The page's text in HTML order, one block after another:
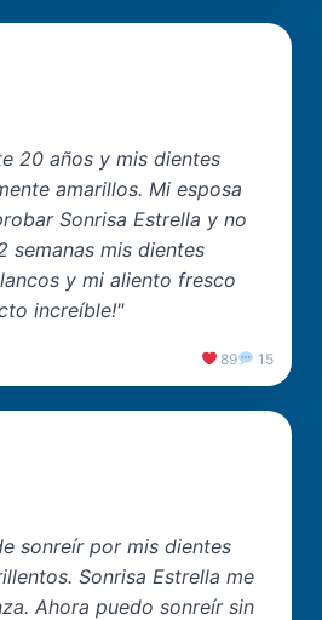
20 años y mis dientes
amarillos. Mi esposa
Sonrisa Estrella y no
semanas mis dientes
y mi aliento fresco
increíble!"
89 15
sonreír por mis dientes
Sonrisa Estrella me
Ahora puedo sonreír sin